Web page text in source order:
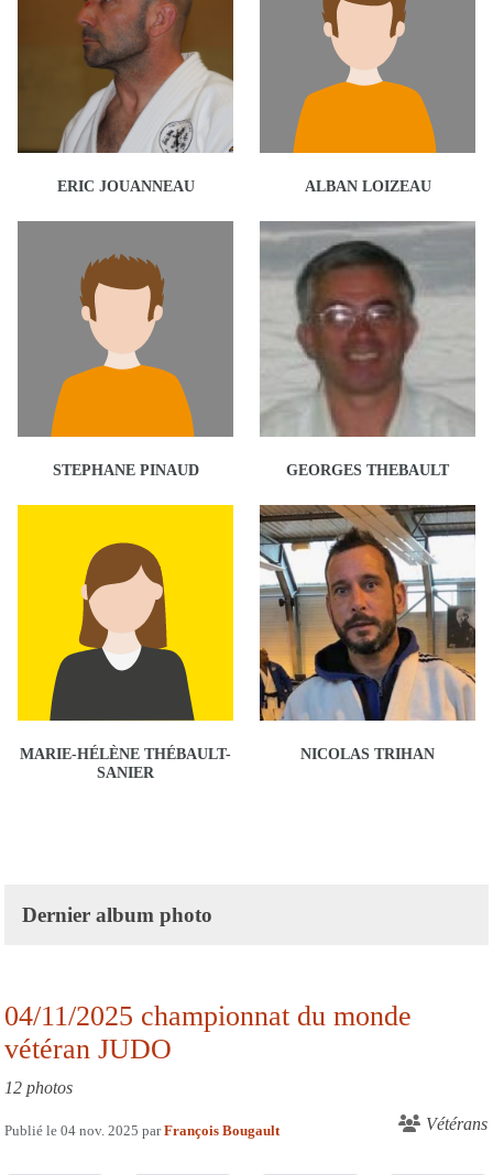
ERIC JOUANNEAU ALBAN LOIZEAU
STEPHANE PINAUD GEORGES THEBAULT
MARIE-HÉLÈNE THÉBAULT-
SANIER
NICOLAS TRIHAN
Dernier album photo
04/11/2025 championnat du monde
vétéran JUDO
12 photos
Vétérans
Publié le 04 nov. 2025 parFrançois Bougault